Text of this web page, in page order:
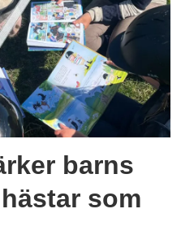
barns
som